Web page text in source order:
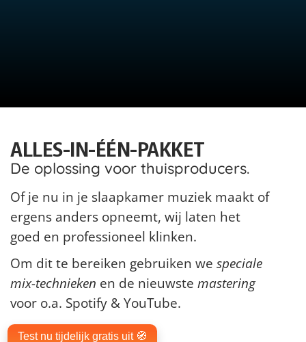
ALLES-IN-ÉÉN-PAKKET
De oplossing voor thuisproducers.
Of je nu in je slaapkamer muziek maakt of
ergens anders opneemt, wij laten het
goed en professioneel klinken.
Om dit te bereiken gebruiken we speciale
mix-technieken en de nieuwste mastering
voor o.a. Spotify & YouTube.
Test nu tijdelijk gratis uit 🧭